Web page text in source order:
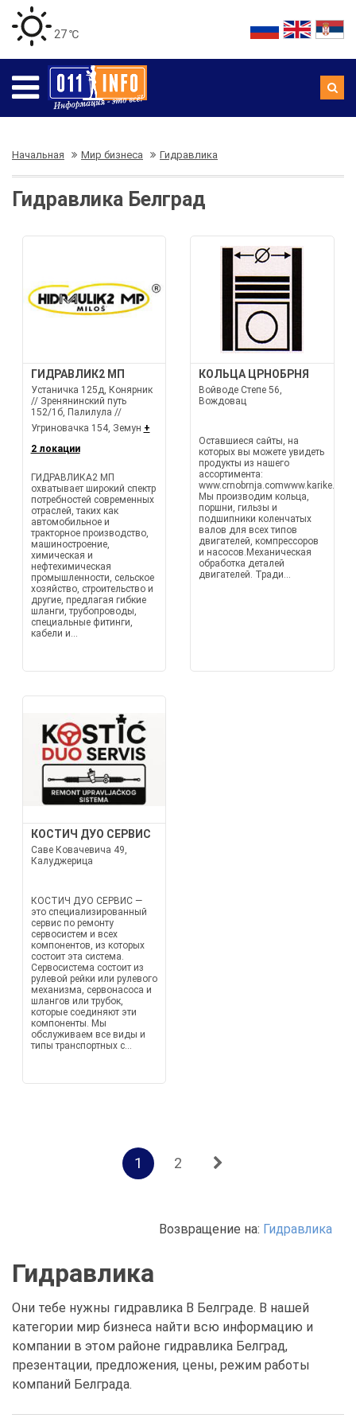
27 ℃
Начальная Мир бизнеса Гидравлика
Гидравлика Белград
ГИДРАВЛИК2 МП
Устаничка 125д, Конярник
// Зренянинский путь
152/1б, Палилула //
Угриновачка 154, Земун +
2 локации
ГИДРАВЛИКА2 МП
охватывает широкий спектр
потребностей современных
отраслей, таких как
автомобильное и
тракторное производство,
машиностроение,
химическая и
нефтехимическая
промышленности, сельское
хозяйство, строительство и
другие, предлагая гибкие
шланги, трубопроводы,
специальные фитинги,
кабели и...
КОЛЬЦА ЦРНОБРНЯ
Войводе Степе 56,
Вождовац
Оставшиеся сайты, на
которых вы можете увидеть
продукты из нашего
ассортимента:
Мы производим кольца,
поршни, гильзы и
подшипники коленчатых
валов для всех типов
двигателей, компрессоров
и насосов.Механическая
обработка деталей
двигателей. Тради...
КОСТИЧ ДУО СЕРВИС
Саве Ковачевича 49,
Калуджерица
КОСТИЧ ДУО СЕРВИС —
это специализированный
сервис по ремонту
сервосистем и всех
компонентов, из которых
состоит эта система.
Сервосистема состоит из
рулевой рейки или рулевого
механизма, сервонасоса и
шлангов или трубок,
которые соединяют эти
компоненты. Мы
обслуживаем все виды и
типы транспортных с...
1 2
Возвращение на: Гидравлика
Гидравлика
Они тебе нужны гидравлика В Белграде. В нашей
категории мир бизнеса найти всю информацию и
компании в этом районе гидравлика Белград,
презентации, предложения, цены, режим работы
компаний Белграда.